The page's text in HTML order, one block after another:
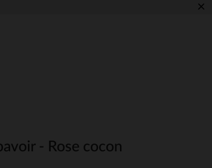
×
- Rose cocon